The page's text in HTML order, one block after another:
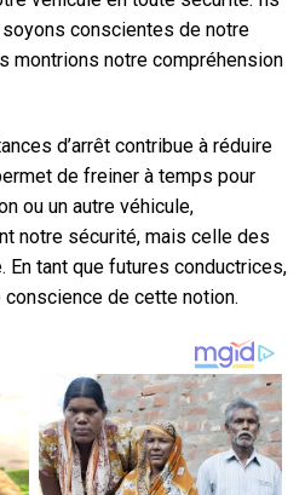
soyons conscientes de notre
montrions notre compréhension
d’arrêt contribue à réduire
de freiner à temps pour
ou un autre véhicule,
notre sécurité, mais celle des
En tant que futures conductrices,
de cette notion.